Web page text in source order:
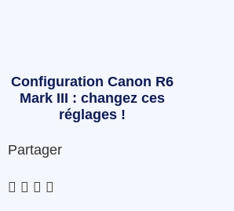
Configuration Canon R6
Mark III : changez ces
réglages !
Partager